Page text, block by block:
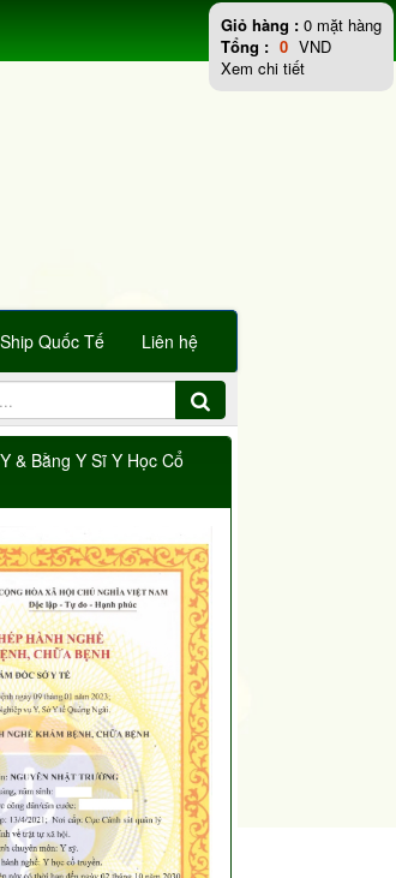
Quốc Tế Liên hệ
& Bằng Y Sĩ Y Học Cổ
Giỏ hàng : 0 mặt hàng
Tổng : 0 VND
Xem chi tiết